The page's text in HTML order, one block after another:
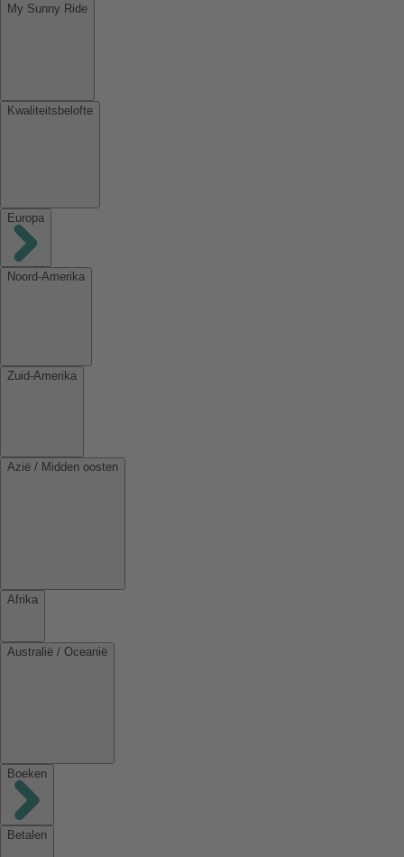
My Sunny Ride
Kwaliteitsbelofte
Europa
Noord-Amerika
Zuid-Amerika
Azië / Midden oosten
Afrika
Australië / Oceanië
Boeken
Betalen